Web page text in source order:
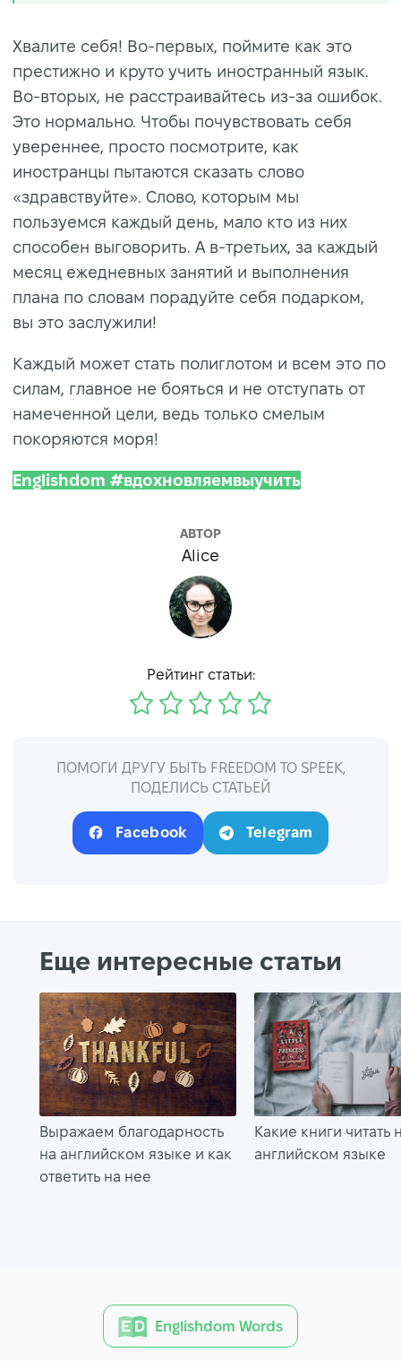
Хвалите себя! Во-первых, поймите как это
престижно и круто учить иностранный язык.
Во-вторых, не расстраивайтесь из-за ошибок.
Это нормально. Чтобы почувствовать себя
увереннее, просто посмотрите, как
иностранцы пытаются сказать слово
«здравствуйте». Слово, которым мы
пользуемся каждый день, мало кто из них
способен выговорить. А в-третьих, за каждый
месяц ежедневных занятий и выполнения
плана по словам порадуйте себя подарком,
вы это заслужили!
Каждый может стать полиглотом и всем это по
силам, главное не бояться и не отступать от
намеченной цели, ведь только смелым
покоряются моря!
Englishdom #вдохновляемвыучить
АВТОР
Alice
Рейтинг статьи:
ПОМОГИ ДРУГУ БЫТЬ FREEDOM TO SPEEK,
ПОДЕЛИСЬ СТАТЬЕЙ
Facebook Telegram
Еще интересные статьи
Выражаем благодарность
на английском языке и как
ответить на нее
Какие книги читать
английском языке
Englishdom Words